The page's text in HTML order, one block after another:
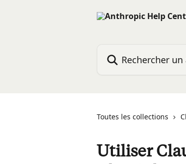
Toutes les collections
Utiliser